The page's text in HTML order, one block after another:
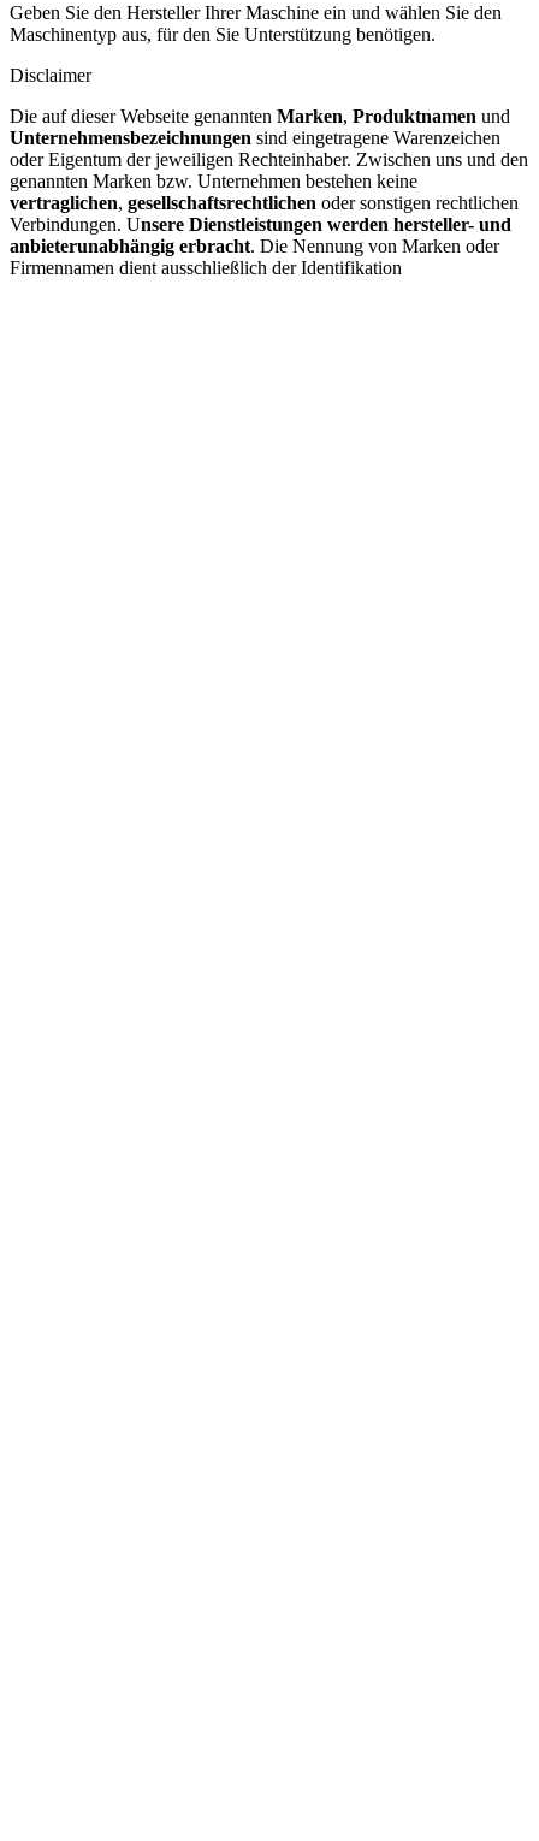
Geben Sie den Hersteller Ihrer Maschine ein und wählen Sie den
Maschinentyp aus, für den Sie Unterstützung benötigen.
Disclaimer
Die auf dieser Webseite genannten Marken, Produktnamen und
Unternehmensbezeichnungen sind eingetragene Warenzeichen
oder Eigentum der jeweiligen Rechteinhaber. Zwischen uns und den
genannten Marken bzw. Unternehmen bestehen keine
vertraglichen, gesellschaftsrechtlichen oder sonstigen rechtlichen
Verbindungen. Unsere Dienstleistungen werden hersteller- und
anbieterunabhängig erbracht. Die Nennung von Marken oder
Firmennamen dient ausschließlich der Identifikation